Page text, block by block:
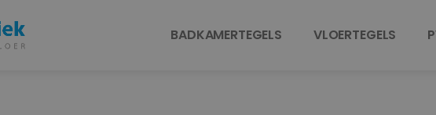
BADKAMERTEGELS VLOERTEGELS